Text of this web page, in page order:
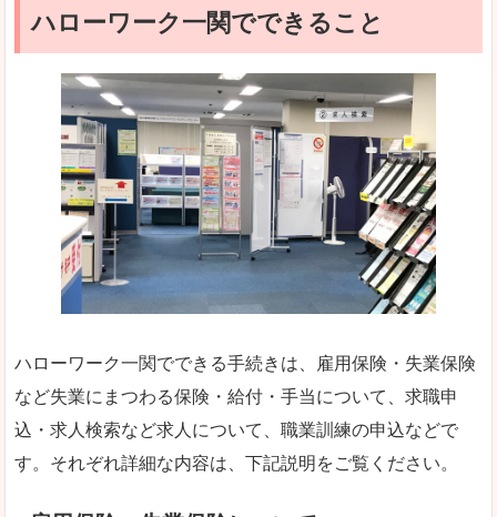
ハローワーク一関でできること
ハローワーク一関でできる手続きは、雇用保険・失業保険
など失業にまつわる保険・給付・手当について、求職申
込・求人検索など求人について、職業訓練の申込などで
す。それぞれ詳細な内容は、下記説明をご覧ください。